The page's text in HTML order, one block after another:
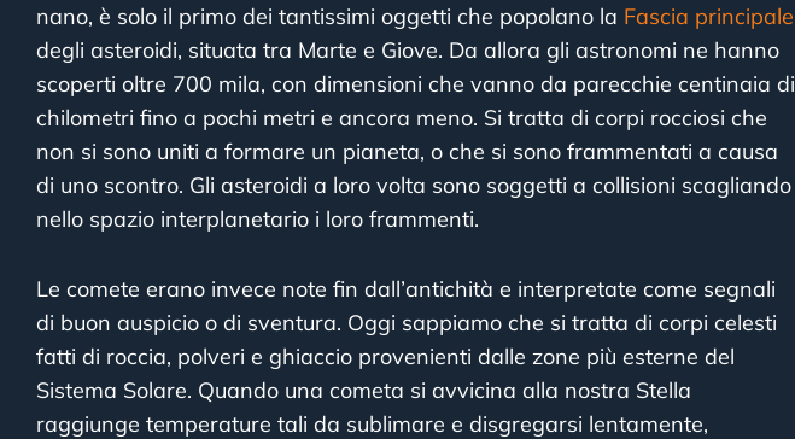
nano, è solo il primo dei tantissimi oggetti che popolano la Fascia principale
degli asteroidi, situata tra Marte e Giove. Da allora gli astronomi ne hanno
scoperti oltre 700 mila, con dimensioni che vanno da parecchie centinaia di
chilometri fino a pochi metri e ancora meno. Si tratta di corpi rocciosi che
non si sono uniti a formare un pianeta, o che si sono frammentati a causa
di uno scontro. Gli asteroidi a loro volta sono soggetti a collisioni scagliando
nello spazio interplanetario i loro frammenti.
Le comete erano invece note fin dall’antichità e interpretate come segnali
di buon auspicio o di sventura. Oggi sappiamo che si tratta di corpi celesti
fatti di roccia, polveri e ghiaccio provenienti dalle zone più esterne del
Sistema Solare. Quando una cometa si avvicina alla nostra Stella
raggiunge temperature tali da sublimare e disgregarsi lentamente,